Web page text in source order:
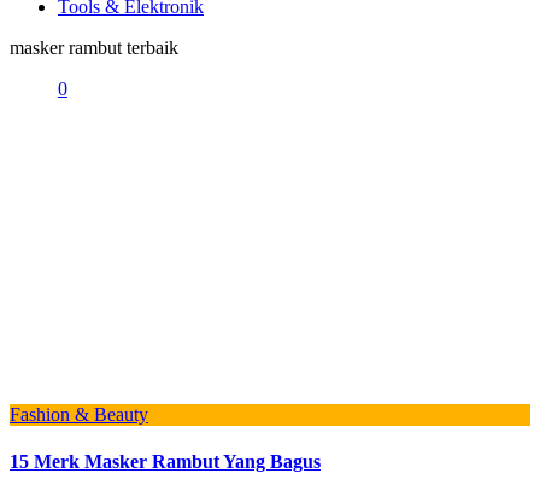
Tools & Elektronik
masker rambut terbaik
0
Fashion & Beauty
15 Merk Masker Rambut Yang Bagus